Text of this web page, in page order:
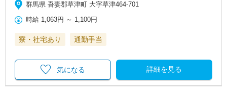
群馬県 吾妻郡草津町 大字草津464-701
時給 1,063円 ～ 1,100円
寮・社宅あり 通勤手当
詳細を見る
気になる